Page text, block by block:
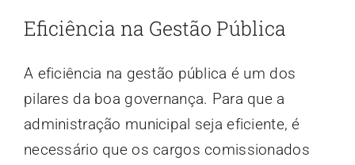
Eficiência na Gestão Pública
A eficiência na gestão pública é um dos
pilares da boa governança. Para que a
administração municipal seja eficiente, é
necessário que os cargos comissionados